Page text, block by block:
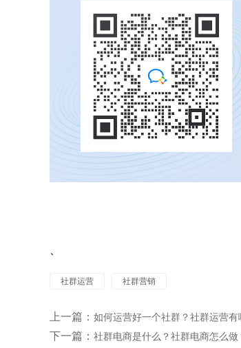
社群运营 社群营销
上一篇： 如何运营好一个社群？社群运营有
下一篇： 社群电商是什么？社群电商怎么做